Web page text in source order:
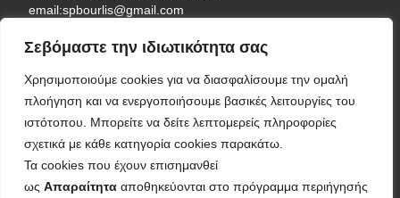
Σεβόμαστε την ιδιωτικότητα σας
Χρησιμοποιούμε cookies για να διασφαλίσουμε την ομαλή
πλοήγηση και να ενεργοποιήσουμε βασικές λειτουργίες του
ιστότοπου. Μπορείτε να δείτε λεπτομερείς πληροφορίες
σχετικά με κάθε κατηγορία cookies παρακάτω.
Τα cookies που έχουν επισημανθεί
ως Απαραίτητα αποθηκεύονται στο πρόγραμμα περιήγησής
email:spbourlis@gmail.com
Η επιχείρηση χρηματοδοτήθηκε από τη Δράση του
(ΕΣΠΑ 2021-2027 «Πράσινη Παραγωγική Επένδυση ΜμΕ»
της Δέσμης Δράσεων ''Πράσινη
Μετάβαση ΜμΕ''. Η Δράση στοχεύει στην αξιοποίηση και